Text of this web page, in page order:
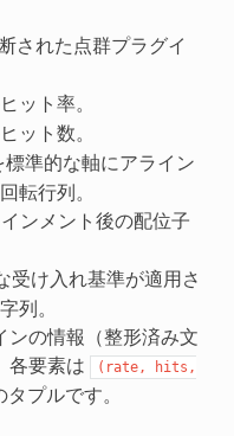
された点群プラグイ
ット率。
ット数。
標準的な軸にアライン
転行列。
ンメント後の配位子
受け入れ基準が適用さ
列。
ンの情報（整形済み文
各要素は
(rate,
hits,
タプルです。